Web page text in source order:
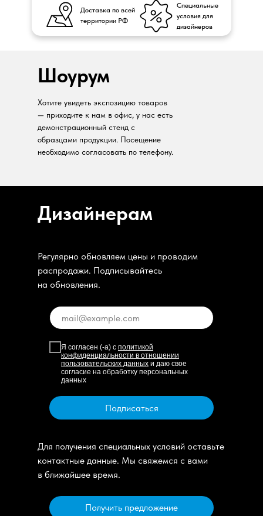
Доставка по всей
территории РФ
Специальные
условия для
дизайнеров
Шоурум
Хотите увидеть экспозицию товаров
— приходите к нам в офис, у нас есть
демонстрационный стенд с
образцами продукции. Посещение
необходимо согласовать по телефону.
Дизайнерам
Регулярно обновляем цены и проводим
распродажи. Подписывайтесь
на обновления.
Я согласен (-а) с политикой
конфиденциальности в отношении
пользовательских данных и даю свое
согласие на обработку персональных
данных
Подписаться
Для получения специальных условий оставьте
контактные данные. Мы свяжемся с вами
в ближайшее время.
Получить предложение